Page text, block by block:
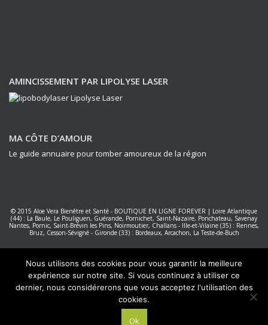
AMINCISSEMENT PAR LIPOLYSE LASER
MA CÔTE D’AMOUR
Le guide annuaire pour tomber amoureux de la région
© 2015 Aloe Vera Bienêtre et Santé - BOUTIQUE EN LIGNE FOREVER | Loire Atlantique
(44) : La Baule, Le Pouliguen, Guérande, Pornichet, Saint-Nazaire, Ponchateau, Savenay
Nantes, Pornic, Saint-Brévin les Pins, Noirmoutier, Challans - Ille-et-Vilaine (35) : Rennes,
Bruz, Cesson-Sévigné- Gironde (33) : Bordeaux, Arcachon, La Teste-de-Buch
Nous utilisons des cookies pour vous garantir la meilleure
expérience sur notre site. Si vous continuez à utiliser ce
dernier, nous considérerons que vous acceptez l'utilisation des
cookies.
Ok